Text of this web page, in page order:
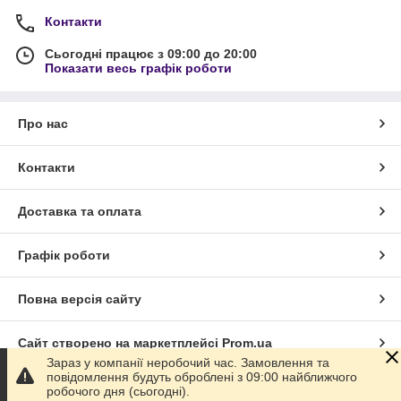
Контакти
Сьогодні працює з 09:00 до 20:00
Показати весь графік роботи
Про нас
Контакти
Доставка та оплата
Графік роботи
Повна версія сайту
Сайт створено на маркетплейсі Prom.ua
Політика конфіденційності
Зараз у компанії неробочий час. Замовлення та
повідомлення будуть оброблені з 09:00 найближчого
робочого дня (сьогодні).